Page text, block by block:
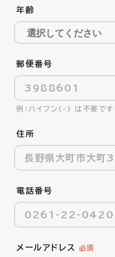
年齢
郵便番号
ハイフン(-) は不要です
住所
電話番号
メールアドレス